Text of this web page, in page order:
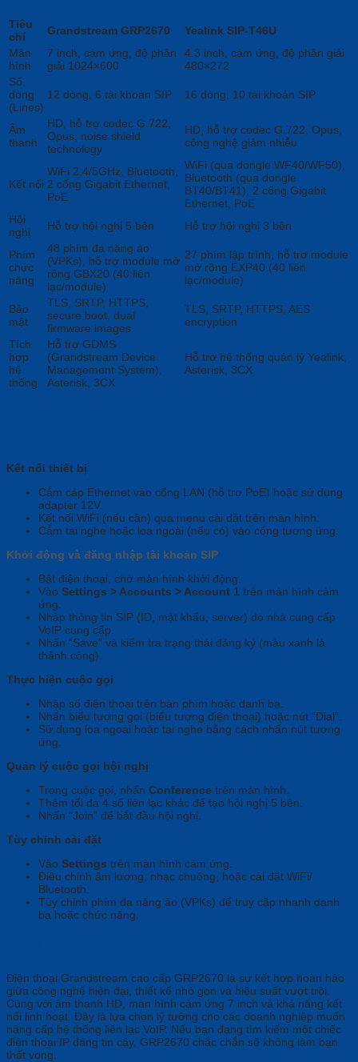
Tiêu
chí
Grandstream GRP2670
Yealink SIP-T46U
Màn
hình
7 inch, cảm ứng, độ phân
giải 1024×600
4.3 inch, cảm ứng, độ phân giải
480×272
Số
dòng
(Lines)
12 dòng, 6 tài khoản SIP 16 dòng, 10 tài khoản SIP
Âm
thanh
HD, hỗ trợ codec G.722,
Opus, noise shield
technology
HD, hỗ trợ codec G.722, Opus,
công nghệ giảm nhiễu
Kết nối
WiFi 2.4/5GHz, Bluetooth,
2 cổng Gigabit Ethernet,
PoE
WiFi (qua dongle WF40/WF50),
Bluetooth (qua dongle
BT40/BT41), 2 cổng Gigabit
Ethernet, PoE
Hội
nghị
Hỗ trợ hội nghị 5 bên Hỗ trợ hội nghị 3 bên
Phím
chức
năng
48 phím đa năng ảo
(VPKs), hỗ trợ module mở
rộng GBX20 (40 liên
lạc/module)
27 phím lập trình, hỗ trợ module
mở rộng EXP40 (40 liên
lạc/module)
Bảo
mật
TLS, SRTP, HTTPS,
secure boot, dual
firmware images
TLS, SRTP, HTTPS, AES
encryption
Tích
hợp
hệ
thống
Hỗ trợ GDMS
(Grandstream Device
Management System),
Asterisk, 3CX
Hỗ trợ hệ thống quản lý Yealink,
Asterisk, 3CX
Kết nối thiết bị
Cắm cáp Ethernet vào cổng LAN (hỗ trợ PoE) hoặc sử dụng
adapter 12V.
Kết nối WiFi (nếu cần) qua menu cài đặt trên màn hình.
Cắm tai nghe hoặc loa ngoài (nếu có) vào cổng tương ứng.
Khởi động và đăng nhập tài khoản SIP
Bật điện thoại, chờ màn hình khởi động.
Vào Settings > Accounts > Account 1 trên màn hình cảm
ứng.
Nhập thông tin SIP (ID, mật khẩu, server) do nhà cung cấp
VoIP cung cấp.
Nhấn “Save” và kiểm tra trạng thái đăng ký (màu xanh là
thành công).
Thực hiện cuộc gọi
Nhập số điện thoại trên bàn phím hoặc danh bạ.
Nhấn biểu tượng gọi (biểu tượng điện thoại) hoặc nút “Dial”.
Sử dụng loa ngoài hoặc tai nghe bằng cách nhấn nút tương
ứng.
Quản lý cuộc gọi hội nghị
Trong cuộc gọi, nhấn Conference trên màn hình.
Thêm tối đa 4 số liên lạc khác để tạo hội nghị 5 bên.
Nhấn “Join” để bắt đầu hội nghị.
Tùy chỉnh cài đặt
Vào Settings trên màn hình cảm ứng.
Điều chỉnh âm lượng, nhạc chuông, hoặc cài đặt WiFi/
Bluetooth.
Tùy chỉnh phím đa năng ảo (VPKs) để truy cập nhanh danh
bạ hoặc chức năng.
Điện thoại Grandstream cao cấp GRP2670 là sự kết hợp hoàn hảo
giữa công nghệ hiện đại, thiết kế nhỏ gọn và hiệu suất vượt trội.
Cùng với âm thanh HD, màn hình cảm ứng 7 inch và khả năng kết
nối linh hoạt. Đây là lựa chọn lý tưởng cho các doanh nghiệp muốn
nâng cấp hệ thống liên lạc VoIP. Nếu bạn đang tìm kiếm một chiếc
điện thoại IP đáng tin cậy, GRP2670 chắc chắn sẽ không làm bạn
thất vọng.